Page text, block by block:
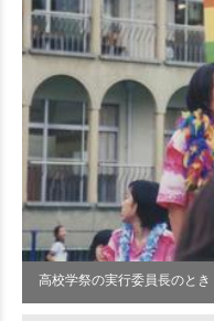
高校学祭の実行委員長のとき